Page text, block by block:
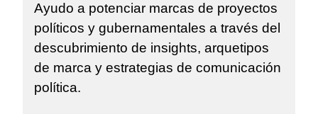
Ayudo a potenciar marcas de proyectos
políticos y gubernamentales a través del
descubrimiento de insights, arquetipos
de marca y estrategias de comunicación
política.